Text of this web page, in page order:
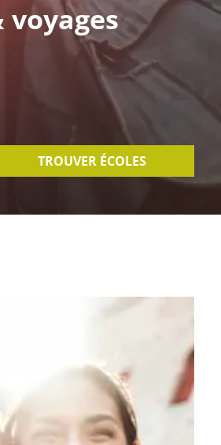
TROUVER ÉCOLES